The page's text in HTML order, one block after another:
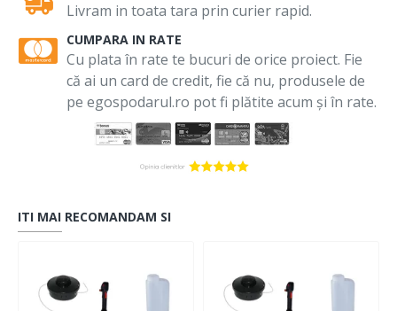
Livram in toata tara prin curier rapid.
CUMPARA IN RATE
Cu plata în rate te bucuri de orice proiect. Fie
că ai un card de credit, fie că nu, produsele de
pe egospodarul.ro pot fi plătite acum și în rate.
ITI MAI RECOMANDAM SI